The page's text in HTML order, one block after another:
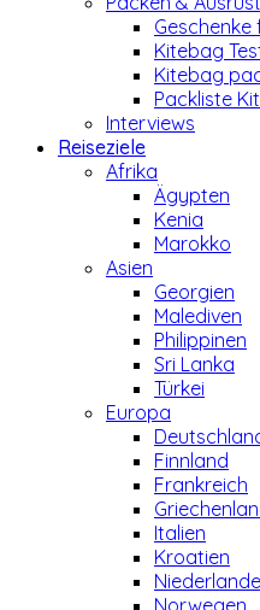
Kitebag
Kitebag
Packliste
Interviews
Reiseziele
Afrika
Ägypten
Kenia
Marokko
Asien
Georgien
Malediven
Philippinen
Sri Lanka
Türkei
Europa
Finnland
Frankreich
Italien
Kroatien
Norwegen